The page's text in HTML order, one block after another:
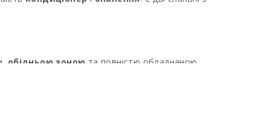
обідньою зоною та повністю обладнаною